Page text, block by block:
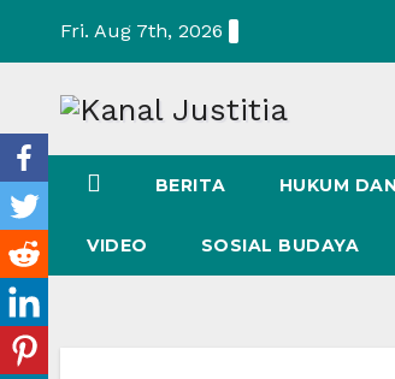
Fri. Aug 7th, 2026
BERITA HUKUM
VIDEO SOSIAL BUDAYA